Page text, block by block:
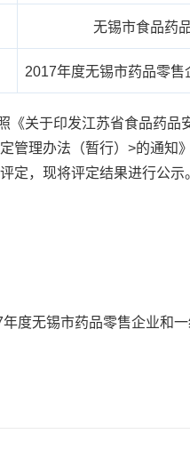
无锡市食品药
2017年度无锡市药品零
于印发江苏省食品药品安
管理办法（暂行）>的通知
定，现将评定结果进行公示
年度无锡市药品零售企业和